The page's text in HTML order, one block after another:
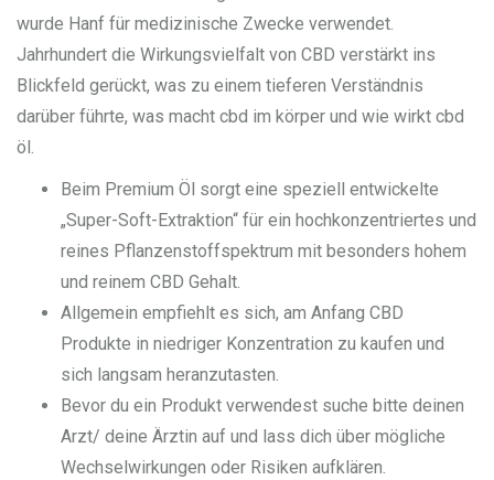
wurde Hanf für medizinische Zwecke verwendet.
Jahrhundert die Wirkungsvielfalt von CBD verstärkt ins
Blickfeld gerückt, was zu einem tieferen Verständnis
darüber führte, was macht cbd im körper und wie wirkt cbd
öl.
Beim Premium Öl sorgt eine speziell entwickelte
„Super-Soft-Extraktion“ für ein hochkonzentriertes und
reines Pflanzenstoffspektrum mit besonders hohem
und reinem CBD Gehalt.
Allgemein empfiehlt es sich, am Anfang CBD
Produkte in niedriger Konzentration zu kaufen und
sich langsam heranzutasten.
Bevor du ein Produkt verwendest suche bitte deinen
Arzt/ deine Ärztin auf und lass dich über mögliche
Wechselwirkungen oder Risiken aufklären.